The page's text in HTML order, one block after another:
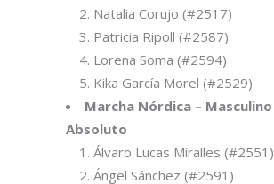
Natalia Corujo (#2517)
Patricia Ripoll (#2587)
Lorena Soma (#2594)
Kika García Morel (#2529)
Marcha Nórdica – Masculino
Absoluto
Álvaro Lucas Miralles (#2551)
Ángel Sánchez (#2591)